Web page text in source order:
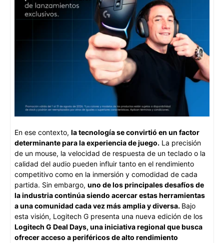
En ese contexto, la tecnología se convirtió en un factor
determinante para la experiencia de juego. La precisión
de un mouse, la velocidad de respuesta de un teclado o la
calidad del audio pueden influir tanto en el rendimiento
competitivo como en la inmersión y comodidad de cada
partida. Sin embargo, uno de los principales desafíos de
la industria continúa siendo acercar estas herramientas
a una comunidad cada vez más amplia y diversa. Bajo
esta visión, Logitech G presenta una nueva edición de los
Logitech G Deal Days, una iniciativa regional que busca
ofrecer acceso a periféricos de alto rendimiento